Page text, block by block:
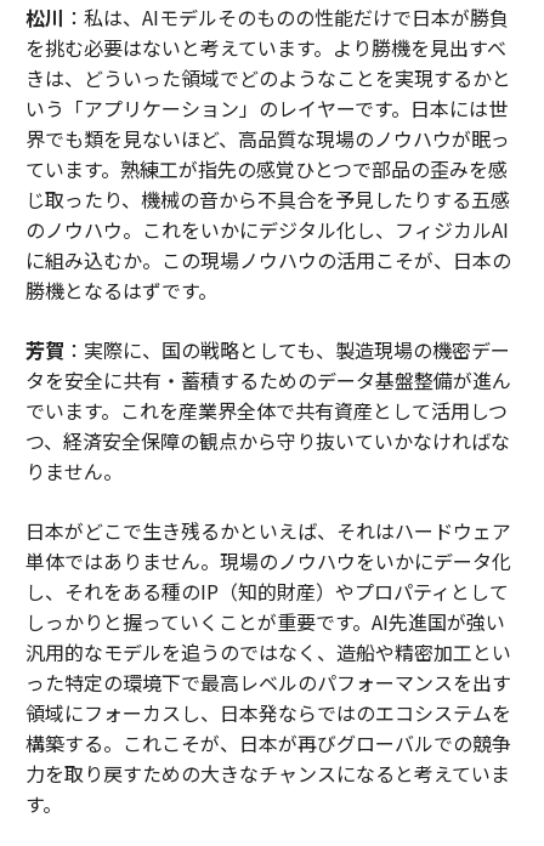
松川 ：私は、AIモデルそのものの性能だけで日本が勝負
を挑む必要はないと考えています。より勝機を見出すべ
きは、どういった領域でどのようなことを実現するかと
いう「アプリケーション」のレイヤーです。日本には世
界でも類を見ないほど、高品質な現場のノウハウが眠っ
ています。熟練工が指先の感覚ひとつで部品の歪みを感
じ取ったり、機械の音から不具合を予見したりする五感
のノウハウ。これをいかにデジタル化し、フィジカルAI
に組み込むか。この現場ノウハウの活用こそが、日本の
勝機となるはずです。
芳賀 ：実際に、国の戦略としても、製造現場の機密デー
タを安全に共有・蓄積するためのデータ基盤整備が進ん
でいます。これを産業界全体で共有資産として活用しつ
つ、経済安全保障の観点から守り抜いていかなければな
りません。
日本がどこで生き残るかといえば、それはハードウェア
単体ではありません。現場のノウハウをいかにデータ化
し、それをある種のIP（知的財産）やプロパティとして
しっかりと握っていくことが重要です。AI先進国が強い
汎用的なモデルを追うのではなく、造船や精密加工とい
った特定の環境下で最高レベルのパフォーマンスを出す
領域にフォーカスし、日本発ならではのエコシステムを
構築する。これこそが、日本が再びグローバルでの競争
力を取り戻すための大きなチャンスになると考えていま
す。